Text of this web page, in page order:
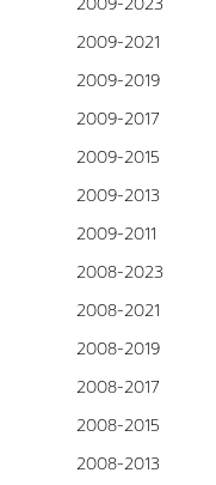
2009-2021
2009-2019
2009-2017
2009-2015
2009-2013
2009-2011
2008-2023
2008-2021
2008-2019
2008-2017
2008-2015
2008-2013